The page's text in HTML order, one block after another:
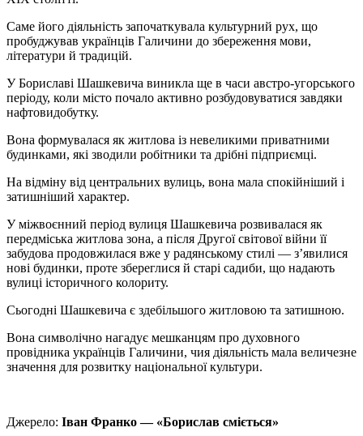
Саме його діяльність започаткувала культурний рух, що
пробуджував українців Галичини до збереження мови,
літератури й традицій.
У Бориславі Шашкевича виникла ще в часи австро-угорського
періоду, коли місто почало активно розбудовуватися завдяки
нафтовидобутку.
Вона формувалася як житлова із невеликими приватними
будинками, які зводили робітники та дрібні підприємці.
На відміну від центральних вулиць, вона мала спокійніший і
затишніший характер.
У міжвоєнний період вулиця Шашкевича розвивалася як
передміська житлова зона, а після Другої світової війни її
забудова продовжилася вже у радянському стилі — з’явилися
нові будинки, проте збереглися й старі садиби, що надають
вулиці історичного колориту.
Сьогодні Шашкевича є здебільшого житловою та затишною.
Вона символічно нагадує мешканцям про духовного
провідника українців Галичини, чия діяльність мала величезне
значення для розвитку національної культури.
Джерело: Іван Франко — «Борислав сміється»